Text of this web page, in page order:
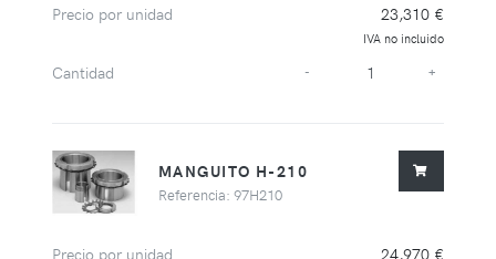
Precio por unidad 23,310 €
IVA no incluido
Cantidad - +
MANGUITO H-210
Referencia: 97H210
Precio por unidad 24,970 €